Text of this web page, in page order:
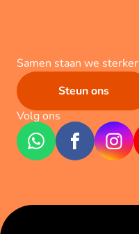
Samen staan we sterker
Steun ons
Volg ons